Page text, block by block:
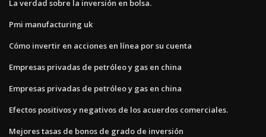
La verdad sobre la inversión en bolsa.
Pmi manufacturing uk
Cómo invertir en acciones en línea por su cuenta
Empresas privadas de petróleo y gas en china
Empresas privadas de petróleo y gas en china
Efectos positivos y negativos de los acuerdos comerciales.
Mejores tasas de bonos de grado de inversión